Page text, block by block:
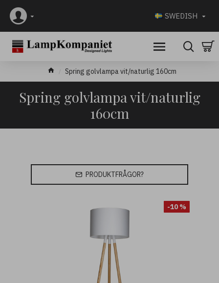
SWEDISH
Spring golvlampa vit/naturlig 160cm
Spring golvlampa vit/naturlig
160cm
PRODUKTFRÅGOR?
-10 %